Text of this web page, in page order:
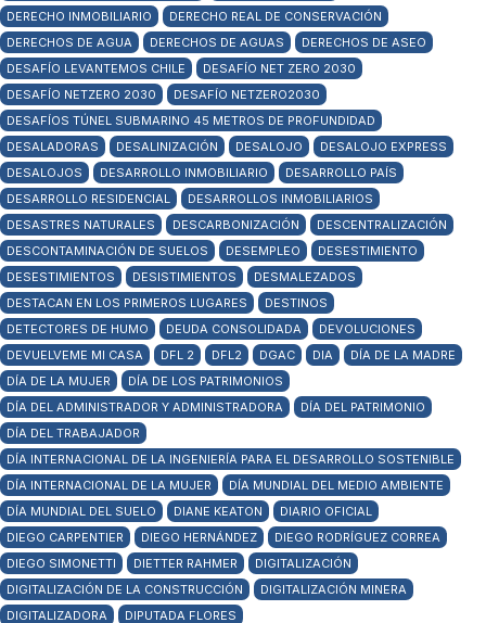
DERECHO INMOBILIARIO
DERECHO REAL DE CONSERVACIÓN
DERECHOS DE AGUA
DERECHOS DE AGUAS
DERECHOS DE ASEO
DESAFÍO LEVANTEMOS CHILE
DESAFÍO NET ZERO 2030
DESAFÍO NETZERO 2030
DESAFÍO NETZERO2030
DESAFÍOS TÚNEL SUBMARINO 45 METROS DE PROFUNDIDAD
DESALADORAS
DESALINIZACIÓN DESALOJO
DESALOJO EXPRESS
DESALOJOS
DESARROLLO INMOBILIARIO
DESARROLLO PAÍS
DESARROLLO RESIDENCIAL
DESARROLLOS INMOBILIARIOS
DESASTRES NATURALES
DESCARBONIZACIÓN
DESCENTRALIZACIÓN
DESCONTAMINACIÓN DE SUELOS
DESEMPLEO
DESESTIMIENTO
DESESTIMIENTOS
DESISTIMIENTOS
DESMALEZADOS
DESTACAN EN LOS PRIMEROS LUGARES
DESTINOS
DETECTORES DE HUMO
DEUDA CONSOLIDADA
DEVOLUCIONES
DEVUELVEME MI CASA
DFL 2 DFL2 DGAC DIA
DÍA DE LA MADRE
DÍA DE LA MUJER
DÍA DE LOS PATRIMONIOS
DÍA DEL ADMINISTRADOR Y ADMINISTRADORA
DÍA DEL PATRIMONIO
DÍA DEL TRABAJADOR
DÍA INTERNACIONAL DE LA INGENIERÍA PARA EL DESARROLLO SOSTENIBLE
DÍA INTERNACIONAL DE LA MUJER
DÍA MUNDIAL DEL MEDIO AMBIENTE
DÍA MUNDIAL DEL SUELO
DIANE KEATON
DIARIO OFICIAL
DIEGO CARPENTIER
DIEGO HERNÁNDEZ
DIEGO RODRÍGUEZ CORREA
DIEGO SIMONETTI
DIETTER RAHMER
DIGITALIZACIÓN
DIGITALIZACIÓN DE LA CONSTRUCCIÓN
DIGITALIZACIÓN MINERA
DIGITALIZADORA
DIPUTADA FLORES